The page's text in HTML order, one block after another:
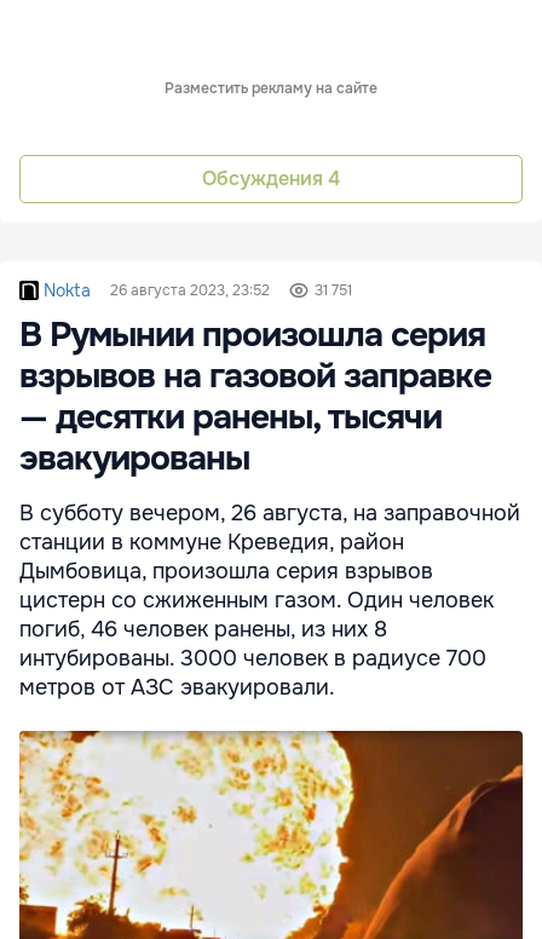
Разместить рекламу на сайте
Обсуждения 4
Nokta 26 августа 2023, 23:52 31 751
В Румынии произошла серия
взрывов на газовой заправке
— десятки ранены, тысячи
эвакуированы
В субботу вечером, 26 августа, на заправочной
станции в коммуне Креведия, район
Дымбовица, произошла серия взрывов
цистерн со сжиженным газом. Один человек
погиб, 46 человек ранены, из них 8
интубированы. 3000 человек в радиусе 700
метров от АЗС эвакуировали.